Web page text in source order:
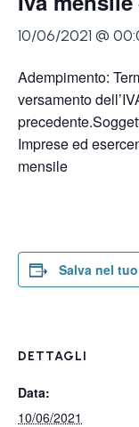
10/06/2021 @
Adempimento:
versamento
Imprese ed
mensile
Salva nel
DETTAGLI
Data:
10/06/2021